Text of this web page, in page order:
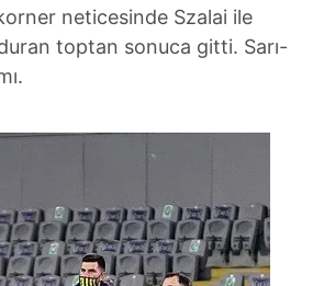
neticesinde Szalai ile
toptan sonuca gitti. Sarı-